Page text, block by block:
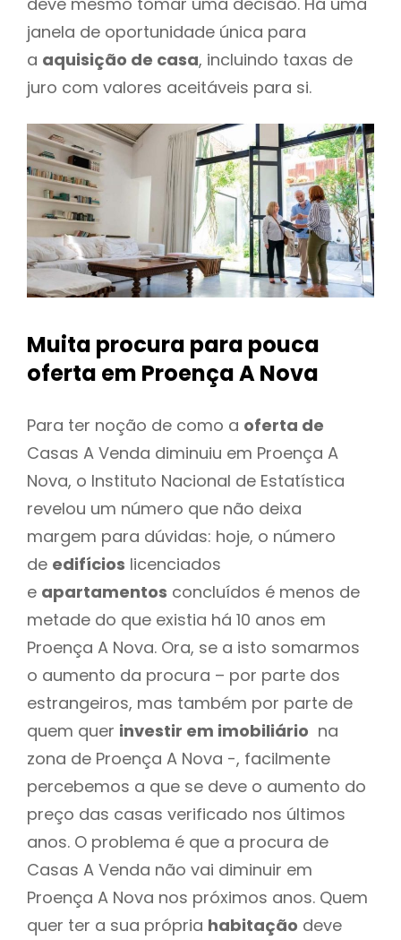
janela de oportunidade única para
a aquisição de casa, incluindo taxas de
juro com valores aceitáveis para si.
Muita procura para pouca
oferta em Proença A Nova
Para ter noção de como a oferta de
Casas A Venda diminuiu em Proença A
Nova, o Instituto Nacional de Estatística
revelou um número que não deixa
margem para dúvidas: hoje, o número
de edifícios licenciados
e apartamentos concluídos é menos de
metade do que existia há 10 anos em
Proença A Nova. Ora, se a isto somarmos
o aumento da procura – por parte dos
estrangeiros, mas também por parte de
quem quer investir em imobiliário na
zona de Proença A Nova -, facilmente
percebemos a que se deve o aumento do
preço das casas verificado nos últimos
anos. O problema é que a procura de
Casas A Venda não vai diminuir em
Proença A Nova nos próximos anos. Quem
quer ter a sua própria habitação deve